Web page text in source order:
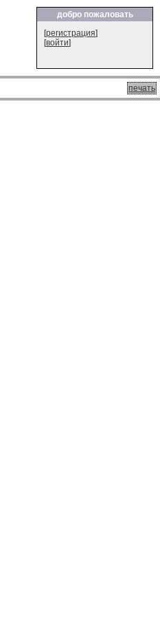
добро пожаловать
[регистрация]
[войти]
печать